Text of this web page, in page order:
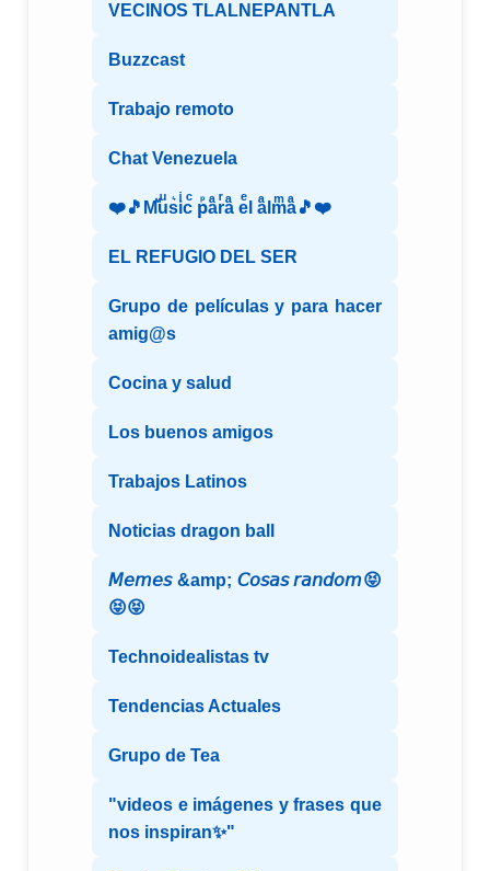
VECINOS TLALNEPANTLA
Buzzcast
Trabajo remoto
Chat Venezuela
❤️🎵Mⷨuͧs͛iͥcͨ рⷬaͣrͬaͣ eͤl aͣlmͫaͣ🎵❤️
EL REFUGIO DEL SER
Grupo de películas y para hacer
amig@s
Cocina y salud
Los buenos amigos
Trabajos Latinos
Noticias dragon ball
𝘔𝘦𝘮𝘦𝘴 &amp; 𝘊𝘰𝘴𝘢𝘴 𝘳𝘢𝘯𝘥𝘰𝘮😝
😝😝
Technoidealistas tv
Tendencias Actuales
Grupo de Tea
"videos e imágenes y frases que
nos inspiran✨"